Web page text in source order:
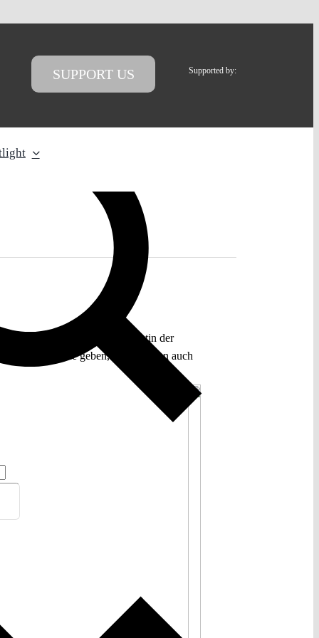
SUPPORT US Supported by:
Rates und der Präsidentin der
Mitsprache geben, dabei sollten auch